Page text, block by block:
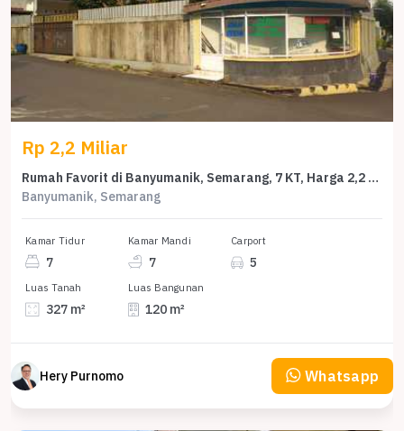
Rp 2,2 Miliar
Rumah Favorit di Banyumanik, Semarang, 7 KT, Harga 2,2 Miliar
Banyumanik, Semarang
Kamar Tidur
7
Kamar Mandi
7
Carport
5
Luas Tanah
327 m²
Luas Bangunan
120 m²
Hery Purnomo Whatsapp